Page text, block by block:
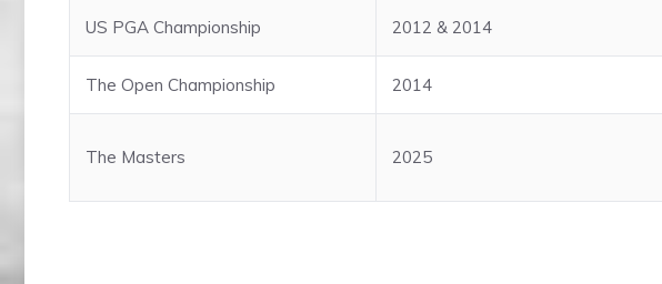
US PGA Championship 2012 & 2014
The Open Championship 2014
The Masters 2025